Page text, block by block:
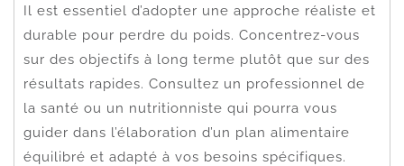
Il est essentiel d’adopter une approche réaliste et
durable pour perdre du poids. Concentrez-vous
sur des objectifs à long terme plutôt que sur des
résultats rapides. Consultez un professionnel de
la santé ou un nutritionniste qui pourra vous
guider dans l’élaboration d’un plan alimentaire
équilibré et adapté à vos besoins spécifiques.